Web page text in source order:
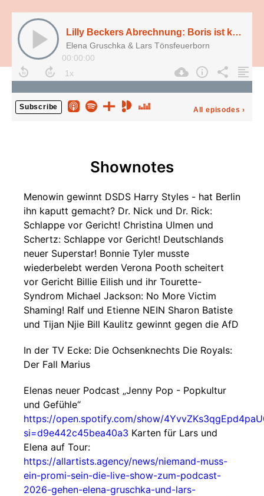
Lilly Beckers Abrechnung: Boris ist kein guter Vater!
Elena Gruschka & Lars Tönsfeuerborn
00:00:00
Subscribe All episodes ›
Shownotes
Menowin gewinnt DSDS Harry Styles - hat Berlin
ihn kaputt gemacht? Dr. Nick und Dr. Rick:
Schlappe vor Gericht! Christina Ulmen und
Schertz: Schlappe vor Gericht! Deutschlands
neuer Superstar! Bonnie Tyler musste
wiederbelebt werden Verona Pooth scheitert
vor Gericht Billie Eilish und ihr Tourette-
Syndrom Michael Jackson: No More Victim
Shaming! Ralf und Etienne NEIN Sharon Batiste
und Tijan Njie Bill Kaulitz gewinnt gegen die AfD
In der TV Ecke: Die Ochsenknechts Die Royals:
Der Fall Marius
Elenas neuer Podcast „Jenny Pop - Popkultur
und Gefühle“
https://open.spotify.com/show/
si=d9e442c45bea40a3 Karten für Lars und
Elena auf Tour:
https://allartists.agency/news/niemand-muss-
ein-promi-sein-die-live-show-zum-podcast-
2026-gehen-elena-gruschka-und-lars-